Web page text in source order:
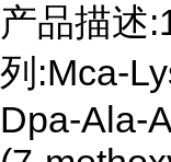
产品描述
列:Mca-
Dpa-Ala-